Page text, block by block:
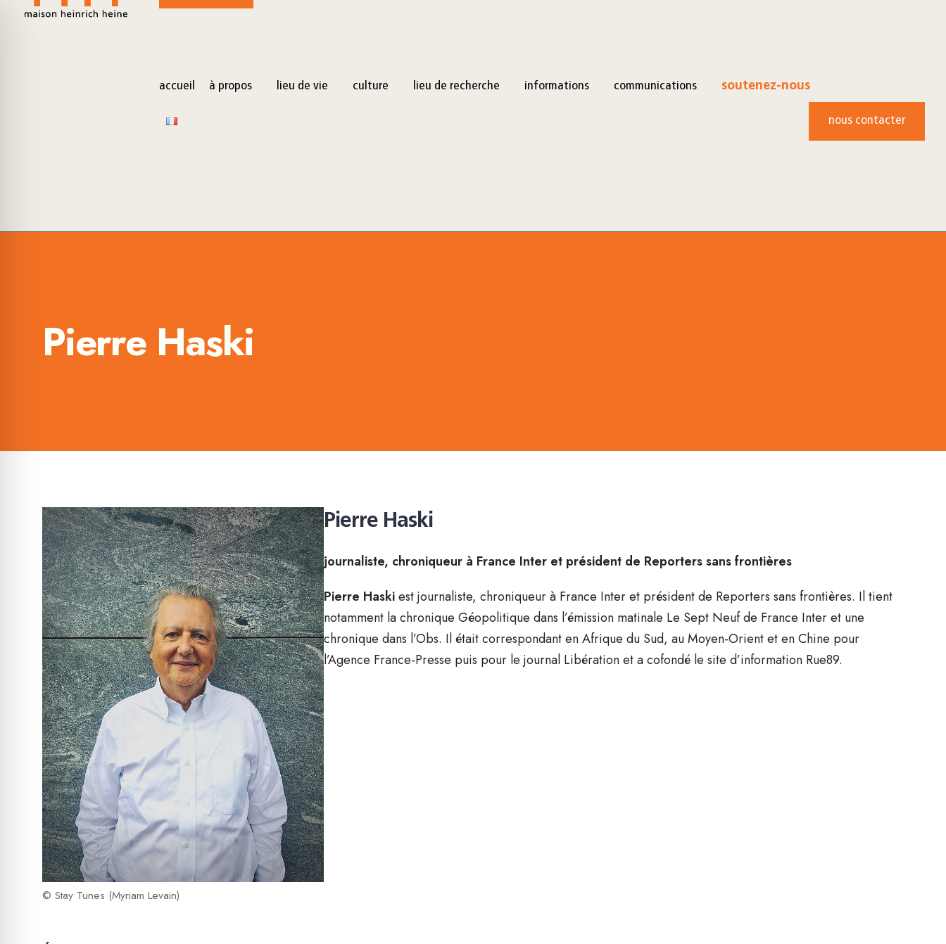
accueil à propos lieu de vie culture lieu de recherche informations communications soutenez-nous
nous contacter
Pierre Haski
© Stay Tunes (Myriam Levain)
Pierre Haski
journaliste, chroniqueur à France Inter et président de Reporters sans frontières
Pierre Haskiest journaliste, chroniqueur à France Inter et président de Reporters sans frontières. Il tient
notamment la chronique Géopolitique dans l’émission matinale Le Sept Neuf de France Inter et une
chronique dans l’Obs. Il était correspondant en Afrique du Sud, au Moyen-Orient et en Chine pour
l’Agence France-Presse puis pour le journal Libération et a cofondé le site d’information Rue89.